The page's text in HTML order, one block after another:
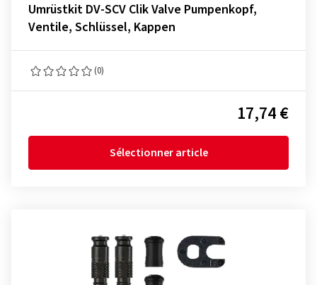
Umrüstkit DV-SCV Clik Valve Pumpenkopf,
Ventile, Schlüssel, Kappen
(0)
17,74 €
Sélectionner article